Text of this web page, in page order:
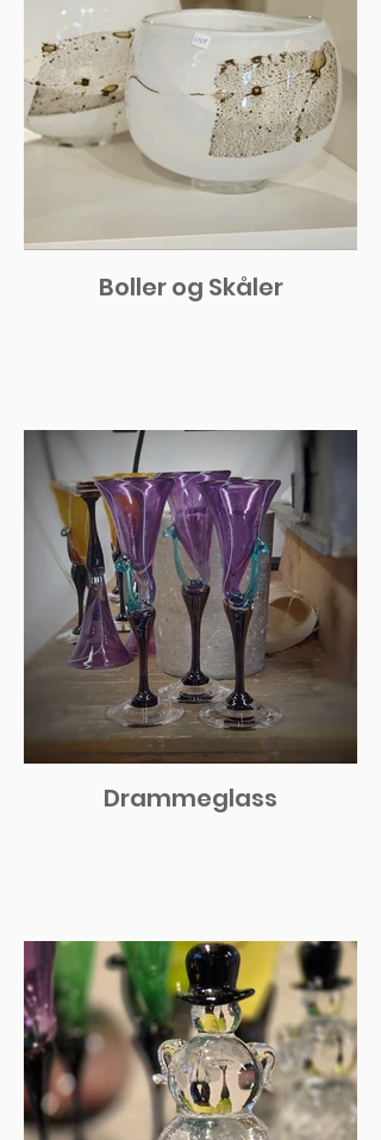
Boller og Skåler
Drammeglass